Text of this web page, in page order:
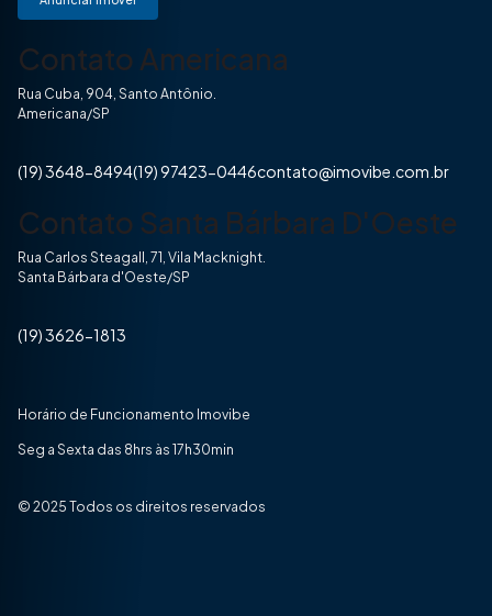
Contato Americana
Rua Cuba, 904, Santo Antônio.
Americana/SP
(19) 3648-8494(19) 97423-0446contato@imovibe.com.br
Contato Santa Bárbara D'Oeste
Rua Carlos Steagall, 71, Vila Macknight.
Santa Bárbara d'Oeste/SP
(19) 3626-1813
Horário de Funcionamento Imovibe
Seg a Sexta das 8hrs às 17h30min
© 2025 Todos os direitos reservados